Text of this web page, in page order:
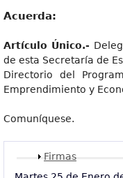
Acuerda:
Artículo Único.-
de esta Secretaría de
Directorio del
Emprendimiento y
Comuníquese.
Mostrar
Firmas